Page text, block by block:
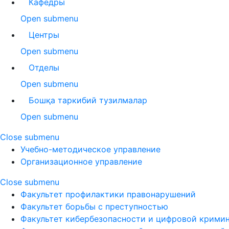
Кафедры
Open submenu
Центры
Open submenu
Отделы
Open submenu
Бошқа таркибий тузилмалар
Open submenu
Close submenu
Учебно-методическое управление
Организационное управление
Close submenu
Факультет профилактики правонарушений
Факультет борьбы с преступностью
Факультет кибербезопасности и цифровой